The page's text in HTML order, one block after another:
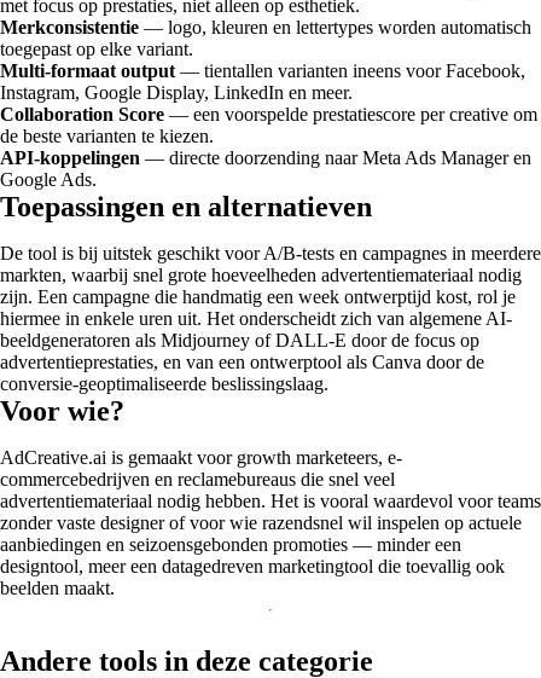
met focus op prestaties, niet alleen op esthetiek.
Merkconsistentie — logo, kleuren en lettertypes worden automatisch
toegepast op elke variant.
Multi-formaat output — tientallen varianten ineens voor Facebook,
Instagram, Google Display, LinkedIn en meer.
Collaboration Score — een voorspelde prestatiescore per creative om
de beste varianten te kiezen.
API-koppelingen — directe doorzending naar Meta Ads Manager en
Google Ads.
Toepassingen en alternatieven
De tool is bij uitstek geschikt voor A/B-tests en campagnes in meerdere
markten, waarbij snel grote hoeveelheden advertentiemateriaal nodig
zijn. Een campagne die handmatig een week ontwerptijd kost, rol je
hiermee in enkele uren uit. Het onderscheidt zich van algemene AI-
beeldgeneratoren als Midjourney of DALL-E door de focus op
advertentieprestaties, en van een ontwerptool als Canva door de
conversie-geoptimaliseerde beslissingslaag.
Voor wie?
AdCreative.ai is gemaakt voor growth marketeers, e-
commercebedrijven en reclamebureaus die snel veel
advertentiemateriaal nodig hebben. Het is vooral waardevol voor teams
zonder vaste designer of voor wie razendsnel wil inspelen op actuele
aanbiedingen en seizoensgebonden promoties — minder een
designtool, meer een datagedreven marketingtool die toevallig ook
beelden maakt.
Andere tools in deze categorie